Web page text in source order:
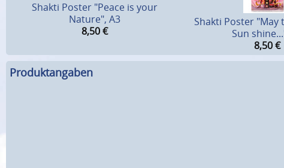
Shakti Poster "Peace is your
Nature", A3
8,50€
Shakti Poster "May
Sun
8,50€
Produktangaben